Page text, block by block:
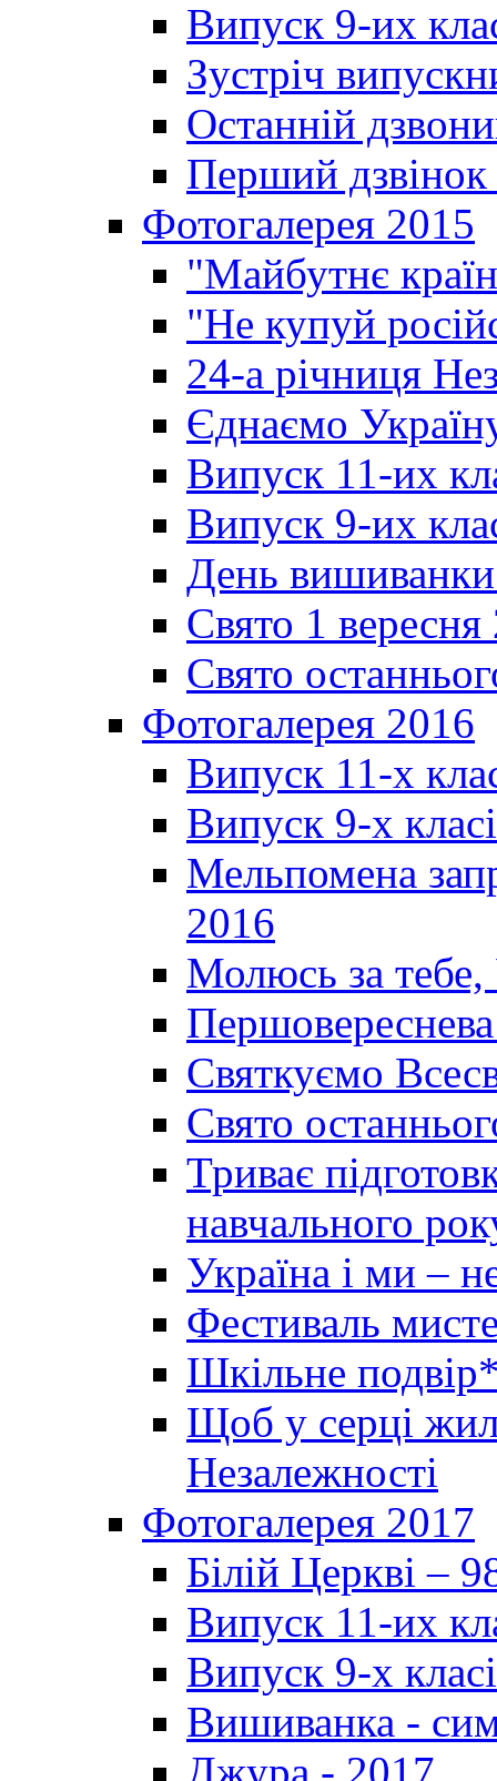
Випуск 9-их
Зустріч
Останній
Перший
Фотогалерея 2015
"Майбутнє
"Не купуй
24-а річниця
Єднаємо
Випуск 11-их
Випуск 9-их
День
Свято 1 вересня
Свято
Фотогалерея 2016
Випуск 11-х
Випуск 9-х
Мельпомена
2016
Молюсь за тебе,
Святкуємо
Свято
Триває
навчального
Україна і ми –
Фестиваль
Шкільне
Щоб у серці
Незалежності
Фотогалерея 2017
Білій Церкві –
Випуск 11-их
Випуск 9-х
Вишиванка -
Джура - 2017